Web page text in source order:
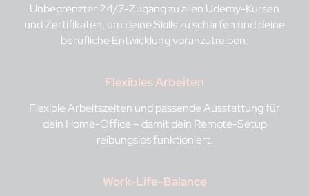
Unbegrenzter 24/7-Zugang zu allen Udemy-Kursen
und Zertifikaten, um deine Skills zu schärfen und deine
berufliche Entwicklung voranzutreiben.
Flexibles Arbeiten
Flexible Arbeitszeiten und passende Ausstattung für
dein Home-Office – damit dein Remote-Setup
reibungslos funktioniert.
Work-Life-Balance